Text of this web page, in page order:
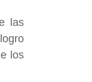
las
los